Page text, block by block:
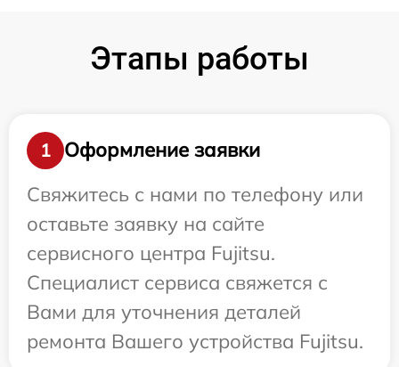
Этапы работы
1
Оформление заявки
Свяжитесь с нами по телефону или
оставьте заявку на сайте
сервисного центра Fujitsu.
Специалист сервиса свяжется с
Вами для уточнения деталей
ремонта Вашего устройства Fujitsu.